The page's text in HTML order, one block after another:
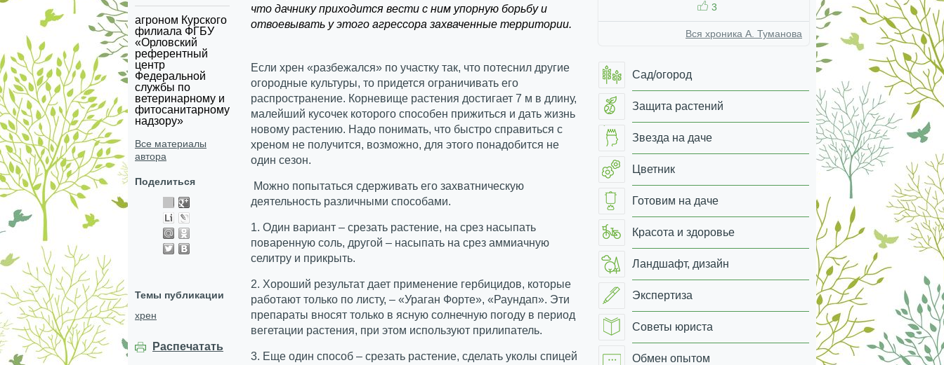
агроном Курского
филиала ФГБУ
«Орловский
референтный
центр
Федеральной
службы по
ветеринарному и
фитосанитарному
надзору»
Все материалы
автора
Поделиться
Темы публикации
хрен
Распечатать
что дачнику приходится вести с ним упорную борьбу и
отвоевывать у этого агрессора захваченные территории.
Если хрен «разбежался» по участку так, что потеснил другие
огородные культуры, то придется ограничивать его
распространение. Корневище растения достигает 7 м в длину,
малейший кусочек которого способен прижиться и дать жизнь
новому растению. Надо понимать, что быстро справиться с
хреном не получится, возможно, для этого понадобится не
один сезон.
Можно попытаться сдерживать его захватническую
деятельность различными способами.
1. Один вариант – срезать растение, на срез насыпать
поваренную соль, другой – насыпать на срез аммиачную
селитру и прикрыть.
2. Хороший результат дает применение гербицидов, которые
работают только по листу, – «Ураган Форте», «Раундап». Эти
препараты вносят только в ясную солнечную погоду в период
вегетации растения, при этом используют прилипатель.
3. Еще один способ – срезать растение, сделать уколы спицей
3
Вся хроника А. Туманова
Сад/огород
Защита растений
Звезда на даче
Цветник
Готовим на даче
Красота и здоровье
Ландшафт, дизайн
Экспертиза
Советы юриста
Обмен опытом